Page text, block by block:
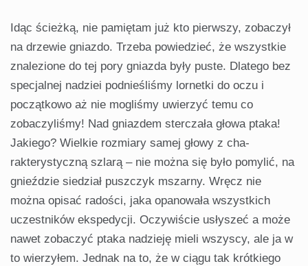
Idąc ścieżką, nie pamiętam już kto pierwszy, zobaczył
na drzewie gniazdo. Trzeba powiedzieć, że wszystkie
znalezione do tej pory gniazda były puste. Dlatego bez
specjalnej nadziei podnieśliśmy lornetki do oczu i
początkowo aż nie mogliśmy uwierzyć temu co
zobaczyliśmy! Nad gniazdem sterczała głowa ptaka!
Jakiego? Wielkie rozmiary samej głowy z cha­
rakterystyczną szlarą – nie można się było pomylić, na
gnieździe siedział puszczyk mszarny. Wręcz nie
można opisać ra­dości, jaka opanowała wszystkich
uczestników ekspedycji. Oczywiście usłyszeć a może
nawet zobaczyć ptaka nadzieję mieli wszyscy, ale ja w
to wierzyłem. Jednak na to, że w ciągu tak krótkiego